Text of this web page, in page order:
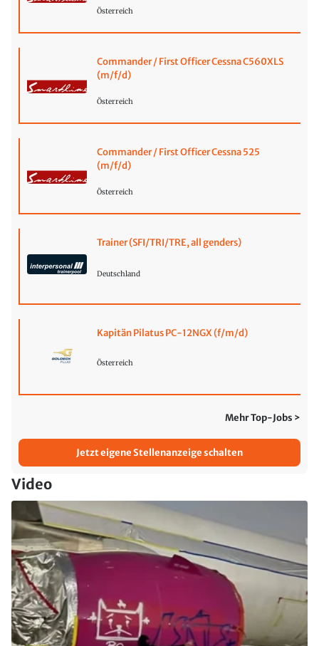
Österreich
Commander / First Officer Cessna C560XLS
(m/f/d)
Österreich
Commander / First Officer Cessna 525
(m/f/d)
Österreich
Trainer (SFI/TRI/TRE, all genders)
Deutschland
Kapitän Pilatus PC-12NGX (f/m/d)
Österreich
Mehr Top-Jobs >
Jetzt eigene Stellenanzeige schalten
Video